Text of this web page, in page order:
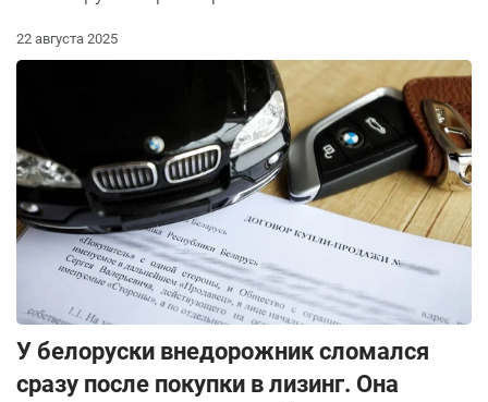
22 августа 2025
У белоруски внедорожник сломался
сразу после покупки в лизинг. Она